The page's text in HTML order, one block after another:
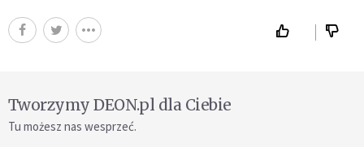
Tworzymy DEON.pl dla Ciebie
Tu możesz nas wesprzeć.